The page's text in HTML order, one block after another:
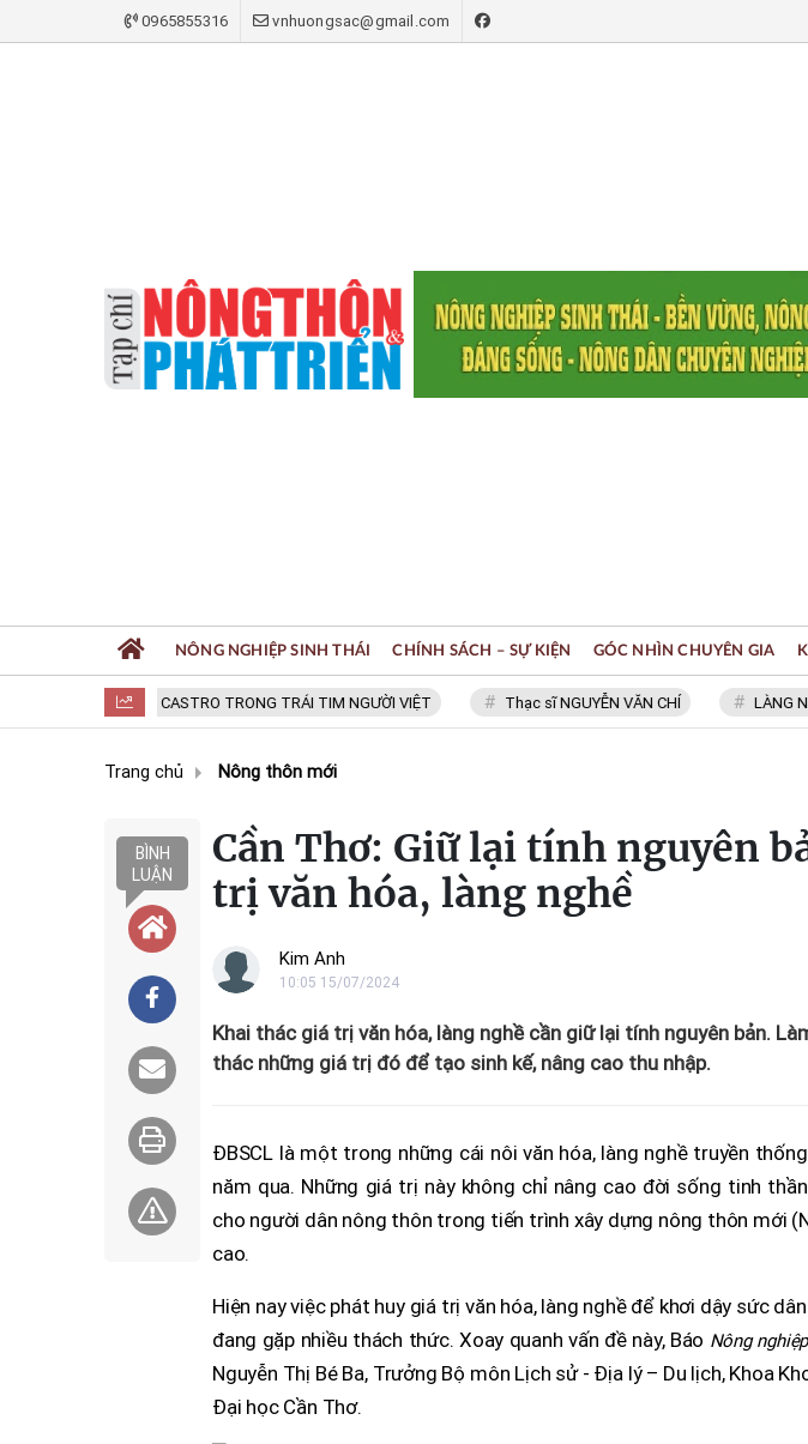
0965855316 vnhuongsac@gmail.com
FIDEL CASTRO TRONG TRÁI TIM NGƯỜI VIỆT Thạc sĩ NGUYỄN VĂN CHÍ LÀNG
NÔNG NGHIỆP SINH THÁI CHÍNH SÁCH – SỰ KIỆN GÓC NHÌN CHUYÊN GIA
Trang chủ Nông thôn mới
BÌNH
LUẬN
Cần Thơ: Giữ lại tính nguyên
trị văn hóa, làng nghề
Kim Anh
10:05 15/07/2024
Khai thác giá trị văn hóa, làng nghề cần giữ lại tính nguyên bản.
thác những giá trị đó để tạo sinh kế, nâng cao thu nhập.
ĐBSCL là một trong những cái nôi văn hóa, làng nghề truyền
năm qua. Những giá trị này không chỉ nâng cao đời sống tinh
cho người dân nông thôn trong tiến trình xây dựng nông thôn mới
cao.
Hiện nay việc phát huy giá trị văn hóa, làng nghề để khơi dậy sức
đang gặp nhiều thách thức. Xoay quanh vấn đề này, Báo Nông
Nguyễn Thị Bé Ba, Trưởng Bộ môn Lịch sử - Địa lý – Du lịch, Khoa
Đại học Cần Thơ.